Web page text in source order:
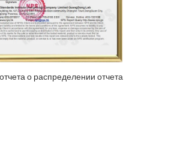
о распределении отчета